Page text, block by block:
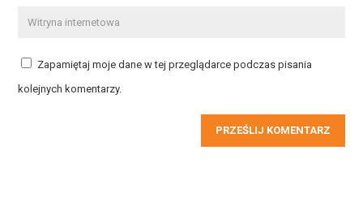
Zapamiętaj moje dane w tej przeglądarce podczas pisania
kolejnych komentarzy.
PRZEŚLIJ KOMENTARZ